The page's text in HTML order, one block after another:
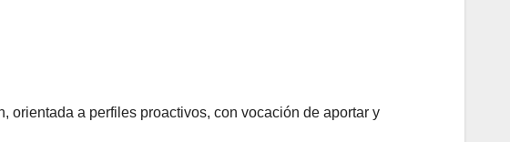
orientada a perfiles proactivos, con vocación de aportar y